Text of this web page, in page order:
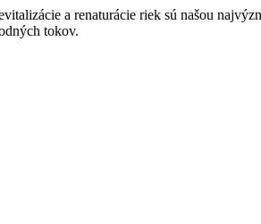
a renaturácie riek sú našou
tokov.